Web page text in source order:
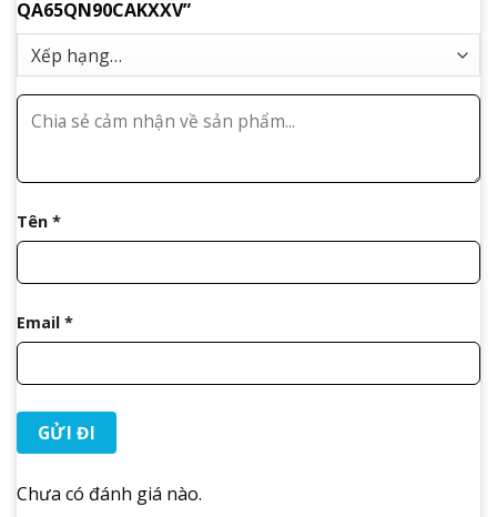
QA65QN90CAKXXV”
Tên *
Email *
Chưa có đánh giá nào.